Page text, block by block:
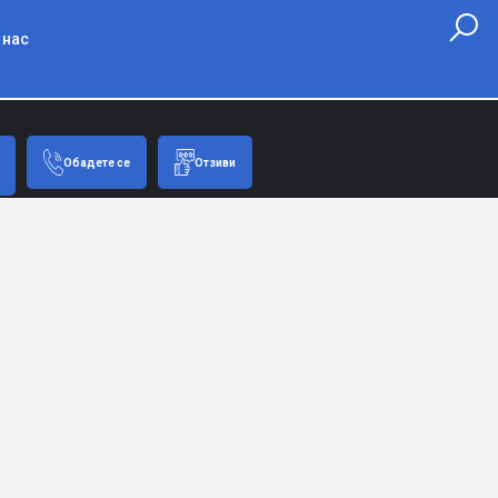
Обадете се Отзиви